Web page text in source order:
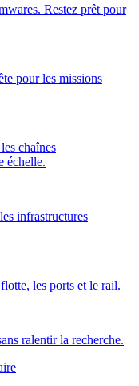
Restez prêt pour
pour les missions
chaînes
échelle.
infrastructures
les ports et le rail.
ralentir la recherche.